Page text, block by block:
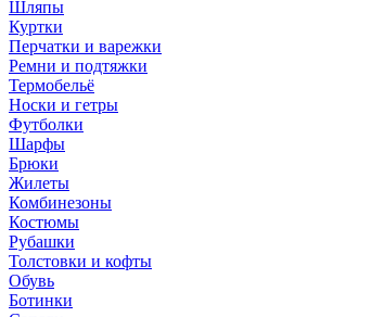
Шляпы
Куртки
Перчатки и варежки
Ремни и подтяжки
Термобельё
Носки и гетры
Футболки
Шарфы
Брюки
Жилеты
Комбинезоны
Костюмы
Рубашки
Толстовки и кофты
Обувь
Ботинки